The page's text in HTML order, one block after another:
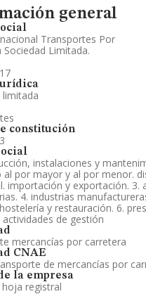
general
Transportes Por
Sociedad Limitada.
limitada
constitución
instalaciones y
al por mayor y al por menor.
importación y exportación. 3.
4. industrias
y restauración. 6.
actividades de gestión
mercancías por carretera
CNAE
de mercancías por
la empresa
hoja registral
y Vinculaciones en
de prensa publicados sobre
oficial y registral